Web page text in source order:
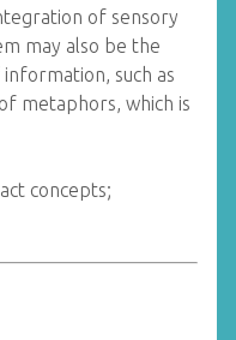
of sensory
may also be the
such as
metaphors, which is
concepts;